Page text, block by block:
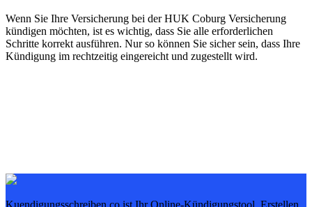
Wenn Sie Ihre Versicherung bei der HUK Coburg Versicherung
kündigen möchten, ist es wichtig, dass Sie alle erforderlichen
Schritte korrekt ausführen. Nur so können Sie sicher sein, dass Ihre
Kündigung im rechtzeitig eingereicht und zugestellt wird.
Kuendigungsschreiben.co ist Ihr Online-Kündigungstool. Erstellen